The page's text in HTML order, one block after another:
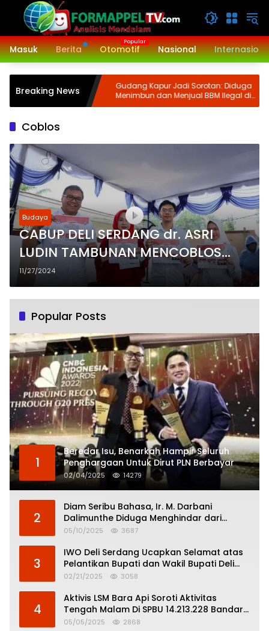
Langsung
konten
Masuk
Berita Otomotif Nasional
Breaking News
Melaksanakan
2024
Gudang Kapur Jadi Sorotan: Diduga
Menimbun dan Menjual BBM Ilegal di
Gabion Belawan, Kasatreskrim Polres
Coblos
Budaya
CABUP DELI SERDANG dr. ASRI
LUDIN TAMBUNAN MENCOBLOS
DITEMANI KELUARGA
11/27/2024
Popular Posts
1
Beredar Isu, Benarkah Hampir Seluruh
Penghargaan Untuk Dirut PLN Berbayar
02/04/2025 14279
2
Diam Seribu Bahasa, Ir. M. Darbani
Dalimunthe Diduga Menghindar dari
Pertanggungjawaban Politik
05/10/2025 3687
3
IWO Deli Serdang Ucapkan Selamat atas
Pelantikan Bupati dan Wakil Bupati Deli
Serdang
02/21/2025 3058
4
Aktivis LSM Bara Api Soroti Aktivitas
Tengah Malam Di SPBU 14.213.228 Bandar
Tinggi
05/05/2025 2868